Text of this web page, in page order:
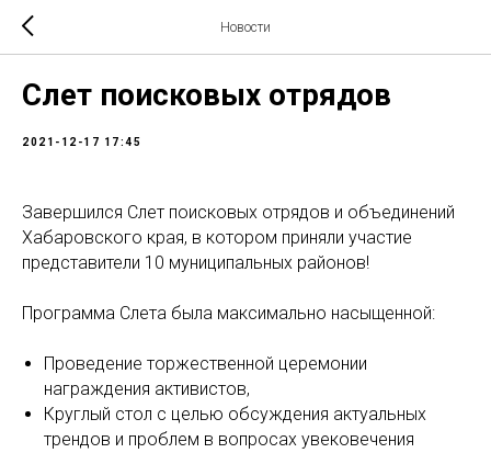
Новости
Слет поисковых отрядов
2021-12-17 17:45
Завершился Слет поисковых отрядов и объединений
Хабаровского края, в котором приняли участие
представители 10 муниципальных районов!
Программа Слета была максимально насыщенной:
Проведение торжественной церемонии
награждения активистов,
Круглый стол с целью обсуждения актуальных
трендов и проблем в вопросах увековечения